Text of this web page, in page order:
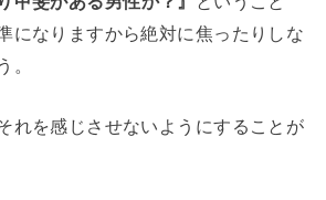
になりますから絶対に焦ったりしな
。
れを感じさせないようにすることが